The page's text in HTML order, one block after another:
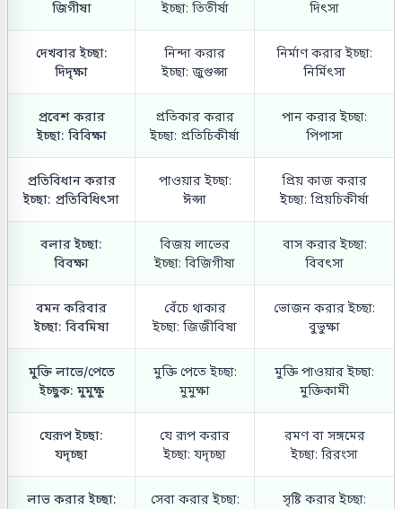
জিগীষা ইচ্ছা: তিতীর্ষা দিৎসা
দেখবার ইচ্ছা:
দিদৃক্ষা
নিন্দা করার
ইচ্ছা: জুগুপ্সা
নির্মাণ করার ইচ্ছা:
নির্মিৎসা
প্রবেশ করার
ইচ্ছা: বিবিক্ষা
প্রতিকার করার
ইচ্ছা: প্রতিচিকীর্ষা
পান করার ইচ্ছা:
পিপাসা
প্রতিবিধান করার
ইচ্ছা: প্রতিবিধিৎসা
পাওয়ার ইচ্ছা:
ঈপ্সা
প্রিয় কাজ করার
ইচ্ছা: প্রিয়চিকীর্ষা
বলার ইচ্ছা:
বিবক্ষা
বিজয় লাভের
ইচ্ছা: বিজিগীষা
বাস করার ইচ্ছা:
বিবৎসা
বমন করিবার
ইচ্ছা: বিবমিষা
বেঁচে থাকার
ইচ্ছা: জিজীবিষা
ভোজন করার ইচ্ছা:
বুভুক্ষা
মুক্তি লাভে/পেতে
ইচ্ছুক: মুমুক্ষু
মুক্তি পেতে ইচ্ছা:
মুমুক্ষা
মুক্তি পাওয়ার ইচ্ছা:
মুক্তিকামী
যেরূপ ইচ্ছা:
যদৃচ্ছা
যে রূপ করার
ইচ্ছা: যদৃচ্ছা
রমণ বা সঙ্গমের
ইচ্ছা: রিরংসা
লাভ করার ইচ্ছা:
সেবা করার ইচ্ছা:
সৃষ্টি করার ইচ্ছা: